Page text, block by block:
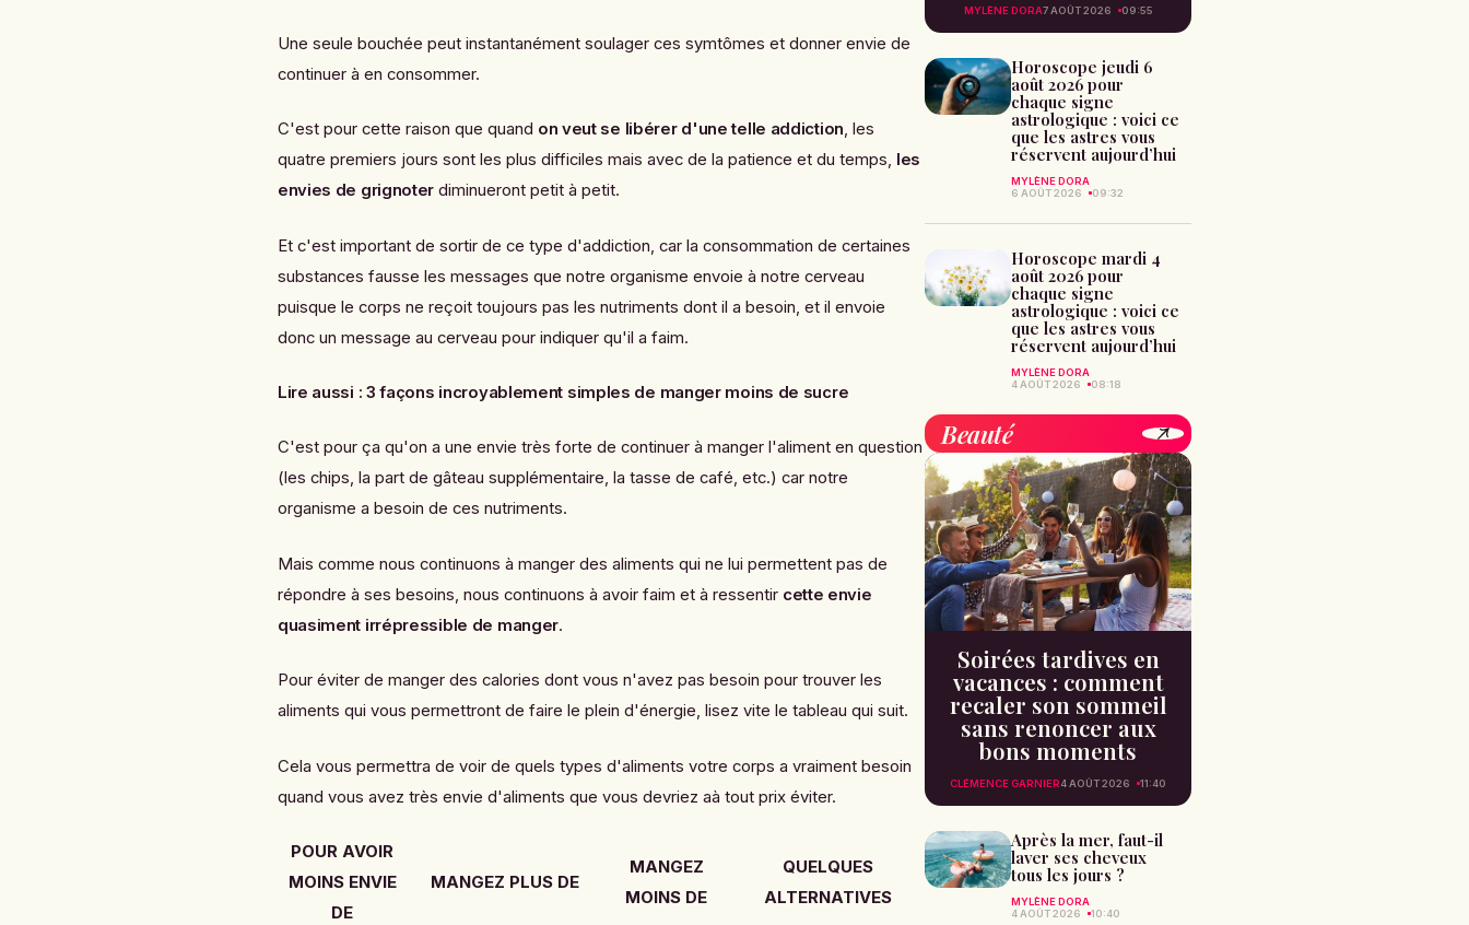
Une seule bouchée peut instantanément soulager ces symtômes et donner envie de
continuer à en consommer.
C'est pour cette raison que quand on veut se libérer d'une telle addiction, les
quatre premiers jours sont les plus difficiles mais avec de la patience et du temps, les
envies de grignoter diminueront petit à petit.
Et c'est important de sortir de ce type d'addiction, car la consommation de certaines
substances fausse les messages que notre organisme envoie à notre cerveau
puisque le corps ne reçoit toujours pas les nutriments dont il a besoin, et il envoie
donc un message au cerveau pour indiquer qu'il a faim.
Lire aussi : 3 façons incroyablement simples de manger moins de sucre
C'est pour ça qu'on a une envie très forte de continuer à manger l'aliment en question
(les chips, la part de gâteau supplémentaire, la tasse de café, etc.) car notre
organisme a besoin de ces nutriments.
Mais comme nous continuons à manger des aliments qui ne lui permettent pas de
répondre à ses besoins, nous continuons à avoir faim et à ressentir cette envie
quasiment irrépressible de manger.
Pour éviter de manger des calories dont vous n'avez pas besoin pour trouver les
aliments qui vous permettront de faire le plein d'énergie, lisez vite le tableau qui suit.
Cela vous permettra de voir de quels types d'aliments votre corps a vraiment besoin
quand vous avez très envie d'aliments que vous devriez aà tout prix éviter.
POUR AVOIR
MOINS ENVIE
DE
MANGEZ PLUS DE
MANGEZ
MOINS DE
QUELQUES
ALTERNATIVES
MYLÈNE DORA7 AOÛT 2026 09:55
Horoscope jeudi 6
août 2026 pour
chaque signe
astrologique : voici ce
que les astres vous
réservent aujourd’hui
MYLÈNE DORA
6 AOÛT 2026
09:32
Horoscope mardi 4
août 2026 pour
chaque signe
astrologique : voici ce
que les astres vous
réservent aujourd’hui
MYLÈNE DORA
4 AOÛT 2026
08:18
Beauté
Soirées tardives en
vacances : comment
recaler son sommeil
sans renoncer aux
bons moments
CLÉMENCE GARNIER4 AOÛT 2026 11:40
Après la mer, faut-il
laver ses cheveux
tous les jours ?
MYLÈNE DORA
4 AOÛT 2026
10:40